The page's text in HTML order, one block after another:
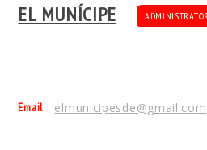
EL MUNÍCIPE
Email elmunicipesde@gmail.com